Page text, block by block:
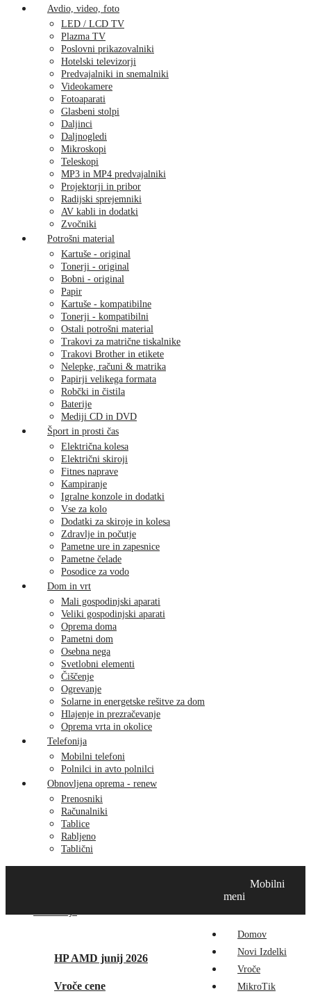
Avdio, video, foto
LED / LCD TV
Plazma TV
Poslovni prikazovalniki
Hotelski televizorji
Predvajalniki in snemalniki
Videokamere
Fotoaparati
Glasbeni stolpi
Daljinci
Daljnogledi
Mikroskopi
Teleskopi
MP3 in MP4 predvajalniki
Projektorji in pribor
Radijski sprejemniki
AV kabli in dodatki
Zvočniki
Potrošni material
Kartuše - original
Tonerji - original
Bobni - original
Papir
Kartuše - kompatibilne
Tonerji - kompatibilni
Ostali potrošni material
Trakovi za matrične tiskalnike
Trakovi Brother in etikete
Nelepke, računi & matrika
Papirji velikega formata
Robčki in čistila
Baterije
Mediji CD in DVD
Šport in prosti čas
Električna kolesa
Električni skiroji
Fitnes naprave
Kampiranje
Igralne konzole in dodatki
Vse za kolo
Dodatki za skiroje in kolesa
Zdravlje in počutje
Pametne ure in zapesnice
Pametne čelade
Posodice za vodo
Dom in vrt
Mali gospodinjski aparati
Veliki gospodinjski aparati
Oprema doma
Pametni dom
Osebna nega
Svetlobni elementi
Čiščenje
Ogrevanje
Solarne in energetske rešitve za dom
Hlajenje in prezračevanje
Oprema vrta in okolice
Telefonija
Mobilni telefoni
Polnilci in avto polnilci
Obnovljena oprema - renew
Prenosniki
Računalniki
Tablice
Rabljeno
Tablični
HP AMD junij 2026
Vroče cene
Mobilni
meni
Domov
Novi Izdelki
Vroče
MikroTik